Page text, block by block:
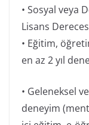
• Sosyal veya
Lisans
• Eğitim,
en az 2 yıl
• Geleneksel
deneyim